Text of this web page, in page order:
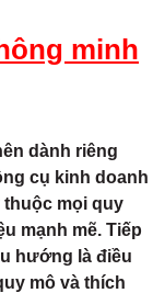
minh
dành riêng
cụ kinh doanh
thuộc mọi quy
mạnh mẽ. Tiếp
hướng là điều
mô và thích